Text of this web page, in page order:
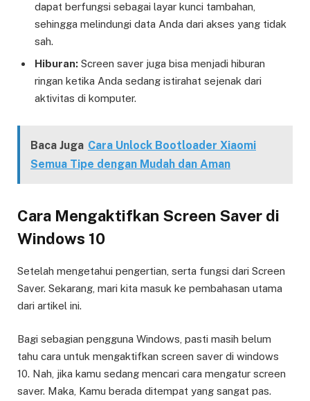
dapat berfungsi sebagai layar kunci tambahan,
sehingga melindungi data Anda dari akses yang tidak
sah.
Hiburan: Screen saver juga bisa menjadi hiburan
ringan ketika Anda sedang istirahat sejenak dari
aktivitas di komputer.
Baca Juga Cara Unlock Bootloader Xiaomi
Semua Tipe dengan Mudah dan Aman
Cara Mengaktifkan Screen Saver di
Windows 10
Setelah mengetahui pengertian, serta fungsi dari Screen
Saver. Sekarang, mari kita masuk ke pembahasan utama
dari artikel ini.
Bagi sebagian pengguna Windows, pasti masih belum
tahu cara untuk mengaktifkan screen saver di windows
10. Nah, jika kamu sedang mencari cara mengatur screen
saver. Maka, Kamu berada ditempat yang sangat pas.